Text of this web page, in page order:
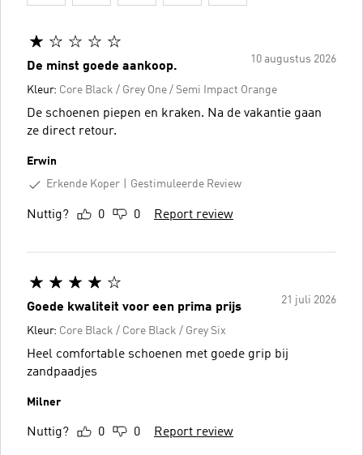
10 augustus 2026
De minst goede aankoop.
Kleur: Core Black / Grey One / Semi Impact Orange
De schoenen piepen en kraken. Na de vakantie gaan
ze direct retour.
Erwin
Erkende Koper
Gestimuleerde Review
Nuttig? 0 0 Report review
21 juli 2026
Goede kwaliteit voor een prima prijs
Kleur: Core Black / Core Black / Grey Six
Heel comfortable schoenen met goede grip bij
zandpaadjes
Milner
Nuttig? 0 0 Report review